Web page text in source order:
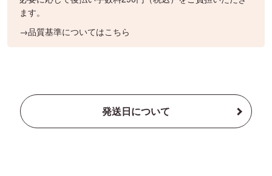
ます。
→品質基準についてはこちら
発送日について